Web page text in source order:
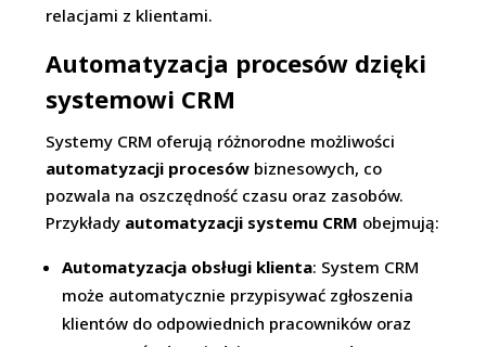
relacjami z klientami.
Automatyzacja procesów dzięki
systemowi CRM
Systemy CRM oferują różnorodne możliwości
automatyzacji procesów biznesowych, co
pozwala na oszczędność czasu oraz zasobów.
Przykłady automatyzacji systemu CRM obejmują:
Automatyzacja obsługi klienta: System CRM
może automatycznie przypisywać zgłoszenia
klientów do odpowiednich pracowników oraz